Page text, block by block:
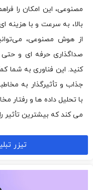
مصنوعی، این امکان را
بالا، به سرعت و با هزینه
از هوش مصنوعی،
صداگذاری حرفه ای و
کنید. این فناوری به شما
جذاب و تأثیرگذار به
با تحلیل داده ها و
می کند که بیشترین تأثیر
تیزر